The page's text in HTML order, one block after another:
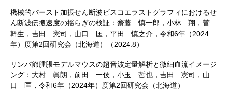
機械的バースト加振せん断波ビスコエラストグラフィにおけるせ
ん断波伝搬速度の揺らぎの検証：齋藤 慎一郎，小林 翔，菅
幹生，吉田 憲司，山口 匡，平田 慎之介，令和6年（2024
年）度第2回研究会（北海道）（2024.8）
リンパ節腫脹モデルマウスの超音波定量解析と微細血流イメージ
ング：大村 眞朗，前田 一伎，小玉 哲也，吉田 憲司，山
口 匡，令和6年（2024年）度第2回研究会（北海道）